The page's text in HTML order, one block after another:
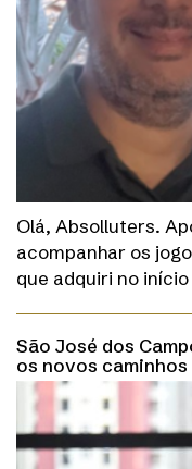
Olá, Absolluters.
acompanhar os
que adquiri no início
São José dos
os novos